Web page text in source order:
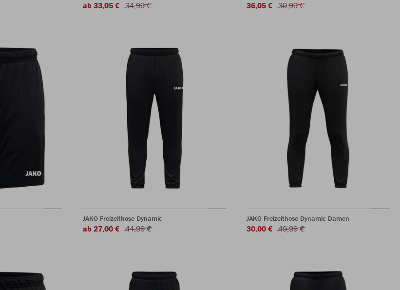
ab 33,05 € 34,99 € 36,05 € 39,99 €
JAKO Freizeithose Dynamic
ab 27,00 € 44,99 €
JAKO Freizeithose Dynamic Damen
30,00 € 49,99 €